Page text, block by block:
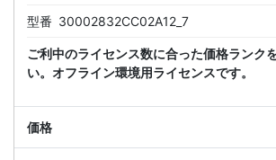
型番 30002832CC02A12_7
ご利中のライセンス数に合った価格ランク
い。オフライン環境用ライセンスです。